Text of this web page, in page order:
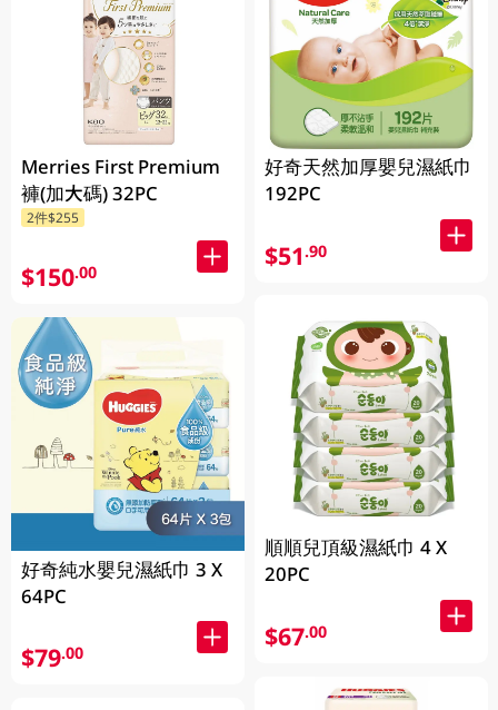
Merries First Premium
褲(加大碼) 32PC
2件$255
$150.00
好奇純水嬰兒濕紙巾 3 X
64PC
$79.00
好奇天然加厚嬰兒濕紙巾
192PC
$51.90
順順兒頂級濕紙巾 4 X
20PC
$67.00